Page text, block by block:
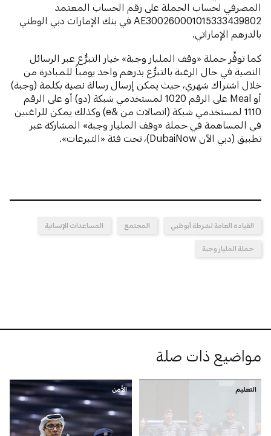
المصرفي لحساب الحملة على رقم الحساب المعتمد
AE300260001015333439802 في بنك الإمارات دبي الوطني
بالدرهم الإماراتي.
كما توفِّر حملة «وقف المليار وجبة» خيار التبرُّع عبر الرسائل
النصية في حال الرغبة بالتبرُّع بدرهم واحد يومياً للمبادرة من
خلال اشتراك شهري، حيث يمكن إرسال رسالة نصية بكلمة (وجبة)
أو Meal على الرقم 1020 لمستخدمي شبكة (دو) أو على الرقم
1110 لمستخدمي شبكة (اتصالات من &e) وكذلك يمكن للراغبين
في المساهمة في حملة «وقف المليار وجبة» المشاركة عبر
تطبيق (دبي الآن DubaiNow)، تحت فئة «التبرعات».
القيادة العامة لشرطة أبوظبي المجتمع المساعدات الإنسانية
حملة المليار وجبة
مواضيع ذات صلة
التعليم الأمن